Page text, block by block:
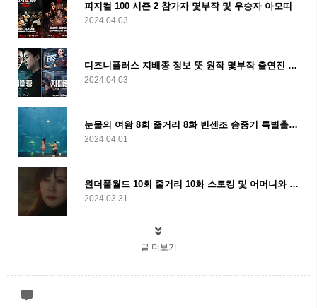
피지컬 100 시즌 2 참가자 몇부작 및 우승자 아모띠
2024.04.03
디즈니플러스 지배종 정보 뜻 원작 몇부작 출연진 및 줄거리
2024.04.03
눈물의 여왕 8회 줄거리 8화 빈센조 송중기 특별출연 및 9회 예고
2024.04.01
원더풀월드 10회 줄거리 10화 스토킹 및 어머니와 이별 및 11회 예고
2024.03.31
글 더보기